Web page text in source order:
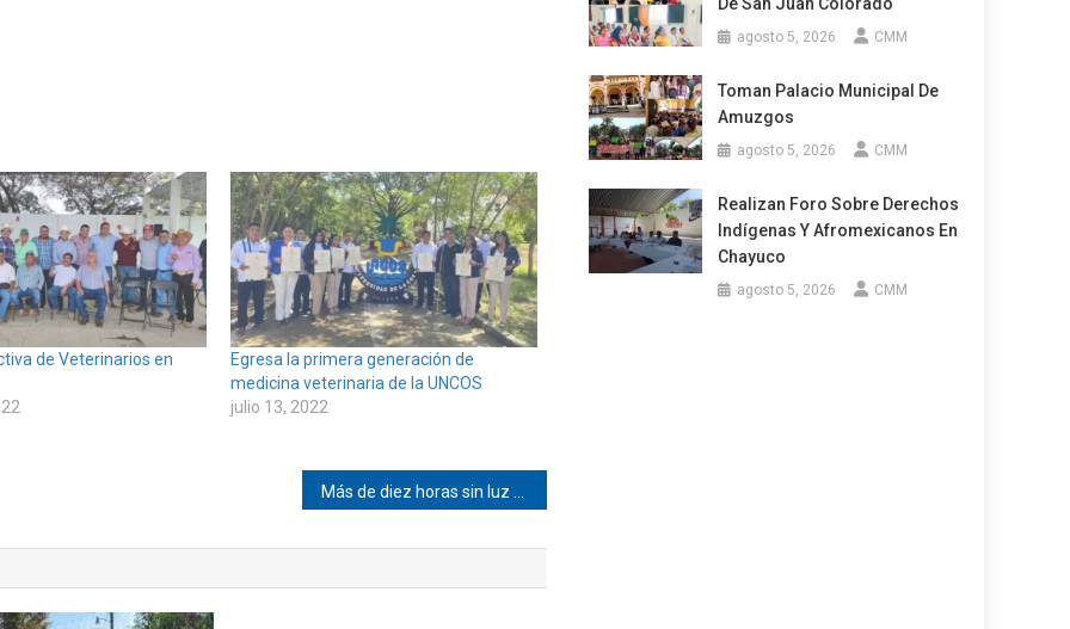
de Veterinarios en
Egresa la primera generación de
medicina veterinaria de la UNCOS
julio 13, 2022
agosto 5, 2026 CMM
Toman Palacio Municipal De
Amuzgos
agosto 5, 2026 CMM
Realizan Foro Sobre Derechos
Indígenas Y Afromexicanos En
Chayuco
agosto 5, 2026 CMM